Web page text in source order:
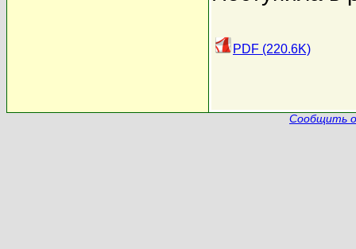
PDF (220.6K)
Сообщить о